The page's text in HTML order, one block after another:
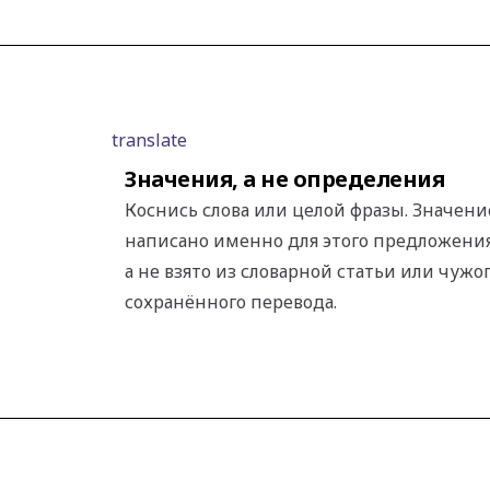
translate
Значения, а не определения
Коснись слова или целой фразы.
написано именно для этого
а не взято из словарной статьи или
сохранённого перевода.